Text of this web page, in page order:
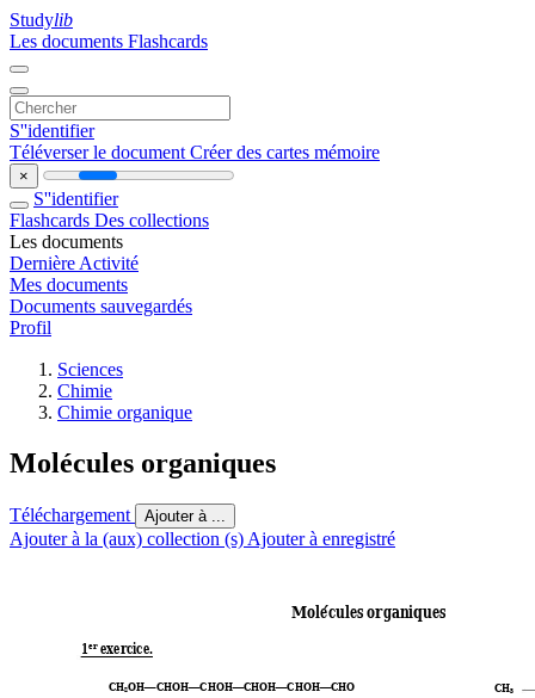
Studylib
Les documents Flashcards
S''identifier
Téléverser le document Créer des cartes mémoire
×
S''identifier
Flashcards Des collections
Les documents
Dernière Activité
Mes documents
Documents sauvegardés
Profil
Sciences
Chimie
Chimie organique
Molécules organiques
Téléchargement Ajouter à ...
Ajouter à la (aux) collection (s) Ajouter à enregistré
Molécules organiques
1er exercice.
CH3
CH2OHCHOHCHOHCHOHCHOHCHO